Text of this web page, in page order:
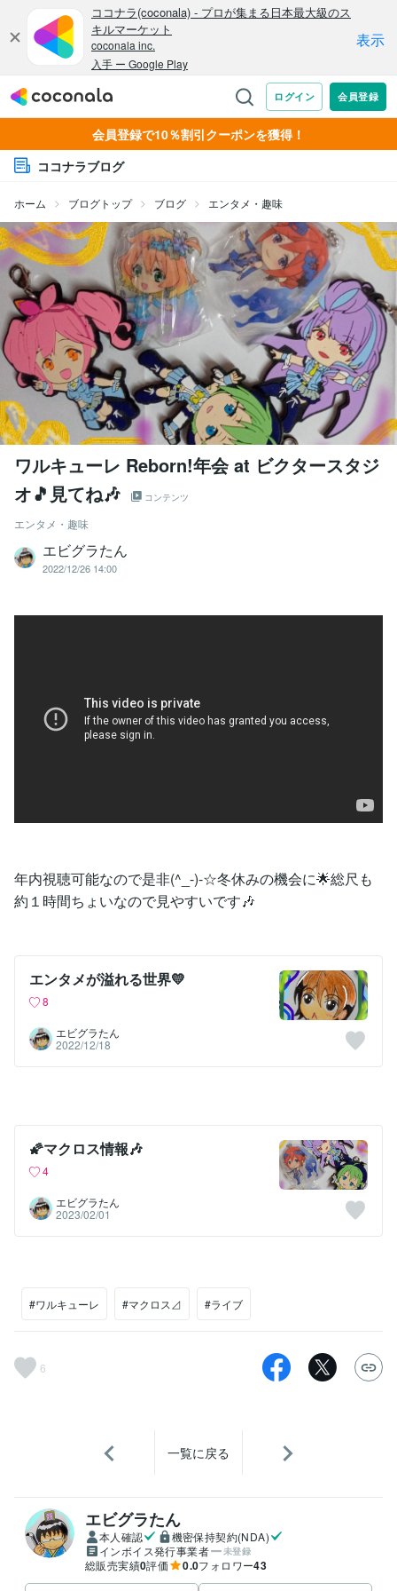
会員登録で10％割引クーポンを獲得！
ココナラブログ
ホーム ブログトップ ブログ エンタメ・趣味
ワルキューレ Reborn!年会 at ビクタースタジ
オ🎵見てね🎶
コンテンツ
エンタメ・趣味
エビグラたん
2022/12/26 14:00
年内視聴可能なので是非(^_-)-☆冬休みの機会に🌟総尺も
約１時間ちょいなので見やすいです🎶
エンタメが溢れる世界💛
8
エビグラたん
2022/12/18
🌠マクロス情報🎶
4
エビグラたん
2023/02/01
#ワルキューレ #マクロス⊿ #ライブ
6
一覧に戻る
エビグラたん
本人確認
機密保持契約(NDA)
インボイス発行事業者
未登録
総販売実績0評価 0.0フォロワー43